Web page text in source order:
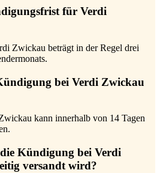
für Verdi
Zwickau beträgt in der Regel drei
bei Verdi Zwickau
kann innerhalb von 14 Tagen
Kündigung bei Verdi
versandt wird?